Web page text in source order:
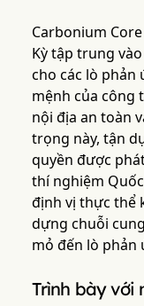
Carbonium
Kỳ tập trung
cho các lò phản
mệnh của công
nội địa an toàn
trọng này, tận
quyền được
thí nghiệm
định vị thực thể
dựng chuỗi
mỏ đến lò phản
Trình bày với